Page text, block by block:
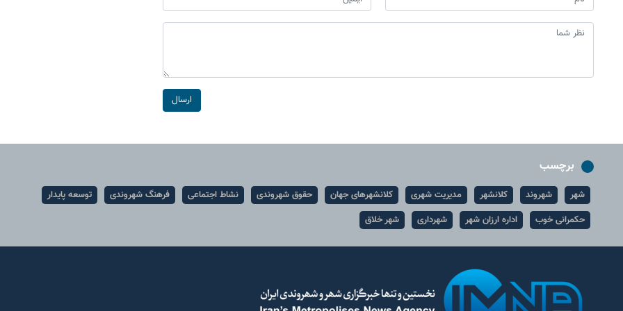
ارسال
برچسب
شهر شهروند کلانشهر مدیریت شهری کلانشهرهای جهان حقوق شهروندی نشاط اجتماعی فرهنگ شهروندی
توسعه پایدار
حکمرانی خوب
اداره ارزان شهر شهرداری شهر خلاق